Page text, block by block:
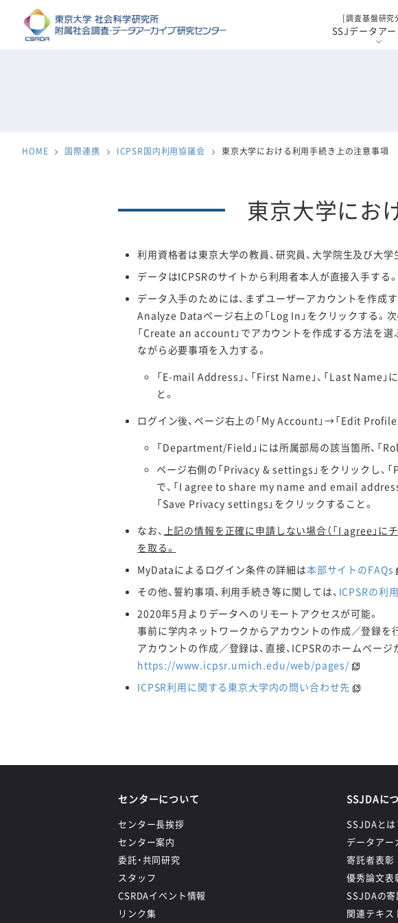
[調査基盤研究
SSJデータア
HOME 国際連携 ICPSR国内利用協議会 東京大学における利用手続き上の注意事項
東京大学にお
利用資格者は東京大学の教員、研究員、大学院生及び大学
データはICPSRのサイトから利用者本人が直接入手する。
データ入手のためには、まずユーザーアカウントを作成す
Analyze Dataページ右上の「Log In」をクリックする。
「Create an account」でアカウントを作成する方法を
ながら必要事項を入力する。
「E-mail Address」、「First Name」、「Last Name
と。
ログイン後、ページ右上の「My Account」→「Edit Profile
「Department/Field」には所属部局の該当箇所、「
ページ右側の「Privacy & settings」をクリックし、
で、「I agree to share my name and email
「Save Privacy settings」をクリックすること。
なお、 上記の情報を正確に申請しない場合（「I agree」
を取る。
MyDataによるログイン条件の詳細は本部サイトのFAQs
その他、誓約事項、利用手続き等に関しては、 ICPSRの利
2020年5月よりデータへのリモートアクセスが可能。
事前に学内ネットワークからアカウントの作成／登録を
アカウントの作成／登録は、直接、ICPSRのホームページ
https://www.icpsr.umich.edu/web/pages/
ICPSR利用に関する東京大学内の問い合わせ先
センターについて
センター長挨拶
センター案内
委託・共同研究
スタッフ
CSRDAイベント情報
リンク集
SSJDAに
SSJDAとは
データアー
寄託者表彰
優秀論文表
SSJDAの寄
関連テキス